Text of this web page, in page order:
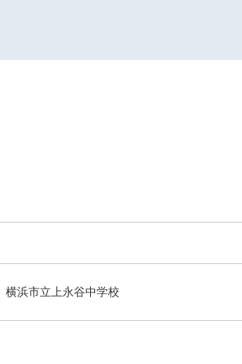
横浜市立上永谷中学校